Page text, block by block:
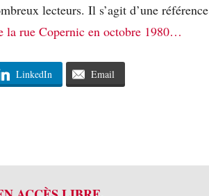
lecteurs. Il s’agit d’une référence
la rue Copernic en octobre 1980…
LinkedIn Email